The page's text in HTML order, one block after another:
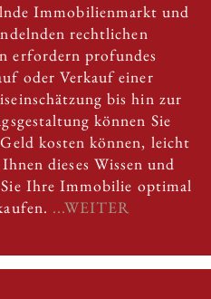
Immobilienmarkt und
rechtlichen
erfordern profundes
oder Verkauf einer
bis hin zur
können Sie
kosten können, leicht
dieses Wissen und
Ihre Immobilie optimal
...WEITER